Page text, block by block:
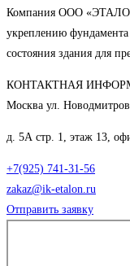
Компания ООО
укреплению
состояния здания для
КОНТАКТНАЯ
Москва ул.
д. 5А стр. 1, этаж 13,
+7(925) 741-31-56
zakaz@ik-etalon.ru
Отправить заявку